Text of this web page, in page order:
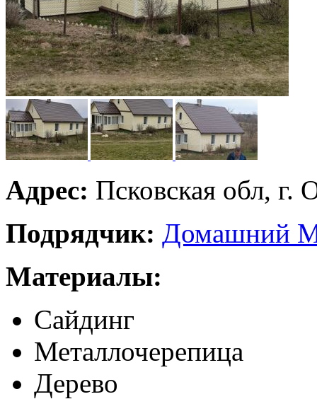
Адрес: Псковская обл, г.
Подрядчик: Домашний
Материалы:
Сайдинг
Металлочерепица
Дерево